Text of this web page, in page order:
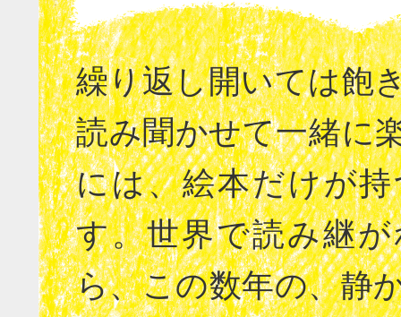
繰り返し開いては飽
読み聞かせて一緒に
には、絵本だけが
す。世界で読み継
ら、この数年の、静